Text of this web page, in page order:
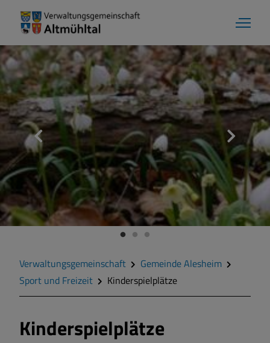
Gemeinde Alesheim
Grußwort
Kontakt
Zahlen und Daten
Geschichte
Verwaltungsgemeinschaft
Gemeinde Alesheim
Sport und Freizeit
Kinderspielplätze
Kinderspielplätze